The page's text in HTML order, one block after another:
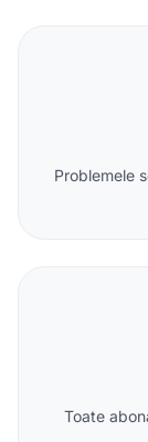
Problemele
Toate